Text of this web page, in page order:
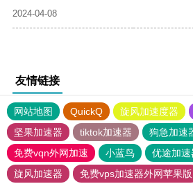
2024-04-08
友情链接
网站地图 QuickQ 旋风加速度器
坚果加速器
tiktok加速器
狗急加速
免费vqn外网加速
小蓝鸟 优途加速
旋风加速器
免费vps加速器外网苹果版